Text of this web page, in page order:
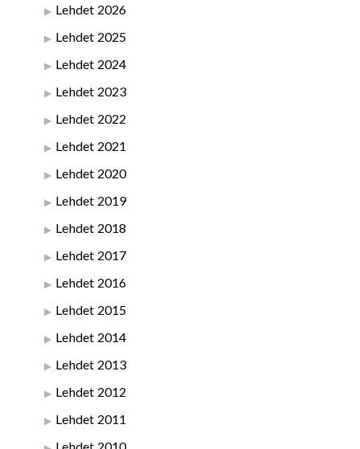
Lehdet 2026
Lehdet 2025
Lehdet 2024
Lehdet 2023
Lehdet 2022
Lehdet 2021
Lehdet 2020
Lehdet 2019
Lehdet 2018
Lehdet 2017
Lehdet 2016
Lehdet 2015
Lehdet 2014
Lehdet 2013
Lehdet 2012
Lehdet 2011